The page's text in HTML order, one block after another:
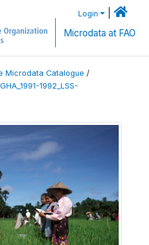
Login
Microdata at FAO
Microdata Catalogue /
GHA_1991-1992_LSS-